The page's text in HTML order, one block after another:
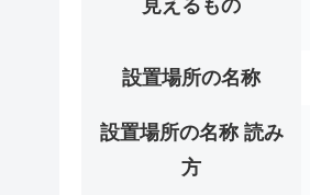
見えるもの
設置場所の名称
設置場所の名称 読み
方